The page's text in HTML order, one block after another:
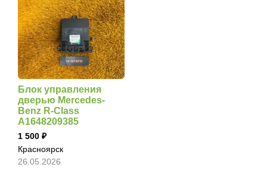
Блок управления
дверью Mercedes-
Benz R-Class
A1648209385
1 500
Красноярск
26.05.2026